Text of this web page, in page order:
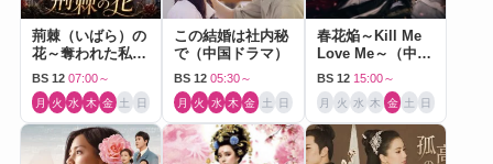
荊棘（いばら）の
花～奪われた私～
（中国ドラマ）
BS 12 07:00～
月 火 水 木 金 土 日
この結婚は社内秘
で（中国ドラマ）
BS 12 05:30～
月 火 水 木 金 土 日
春花焔～Kill Me
Love Me～（中国
ドラマ）
BS 12 15:00～
月 火 水 木 金 土 日